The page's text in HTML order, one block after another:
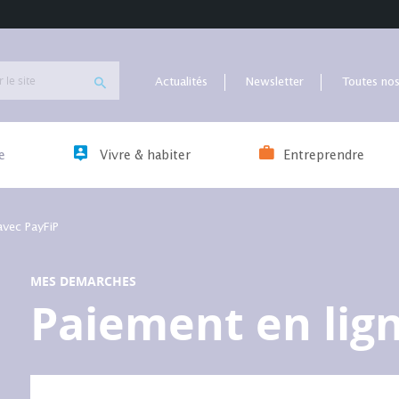
Actualités Newsletter Toutes
Vivre & habiter Entreprendre
PayFiP
MES DEMARCHES
Paiement en